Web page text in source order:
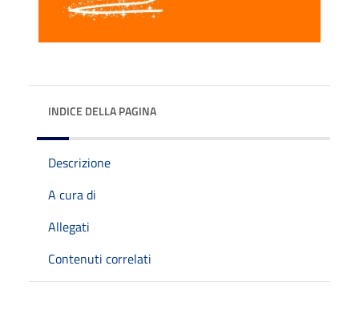
INDICE DELLA PAGINA
Descrizione
A cura di
Allegati
Contenuti correlati